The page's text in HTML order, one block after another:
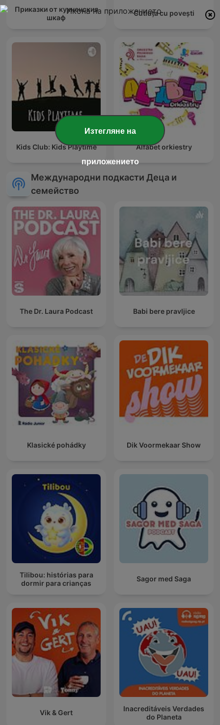
Приказки от кухненския
шкаф
Cutiuța cu povești
Kids Club: Kids Playtime Alfabet orkiestry
Международни подкасти Деца и
семейство
The Dr. Laura Podcast Babi bere pravljice
Klasické pohádky Dik Voormekaar Show
Tilibou: histórias para
dormir para crianças
Sagor med Saga
Vik & Gert
Inacreditáveis Verdades
do Planeta
Изтегляне на
приложението